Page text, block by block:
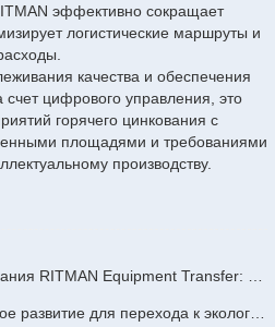
эффективно сокращает
логистические маршруты и
качества и обеспечения
счет цифрового управления, это
горячего цинкования с
площадями и требованиями
производству.